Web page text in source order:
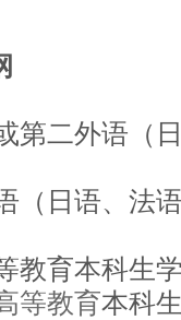
第二外语（
（日语、法
教育本科生
等教育本科